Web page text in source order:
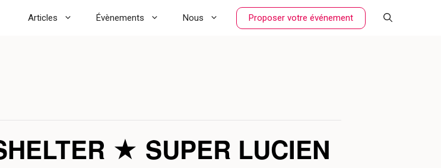
Articles Évènements Nous Proposer votre événement
★ SUPER LUCIEN